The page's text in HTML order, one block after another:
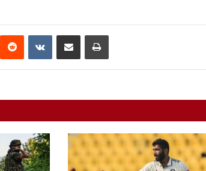
Reddit VKontakteShare via Email Print